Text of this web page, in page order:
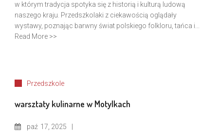
w którym tradycja spotyka się z historią i kulturą ludową
naszego kraju. Przedszkolaki z ciekawością oglądały
wystawy, poznając barwny świat polskiego folkloru, tańca i...
Read More >>
Przedszkole
warsztaty kulinarne w Motylkach
paź 17, 2025